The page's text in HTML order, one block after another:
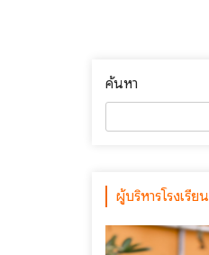
ค้นหา
ผู้บริหารโรงเรียน